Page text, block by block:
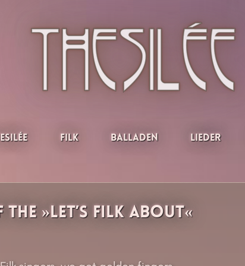
Filk Balladen Lieder
»Let’s Filk About«